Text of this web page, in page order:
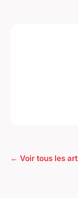
← Voir tous les